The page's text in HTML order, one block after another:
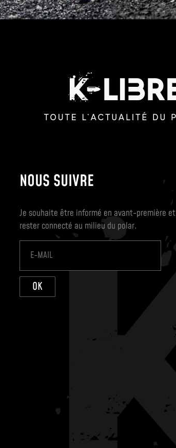
NOUS SUIVRE
Je souhaite être informé en avant-première et
rester connecté au milieu du polar.
OK